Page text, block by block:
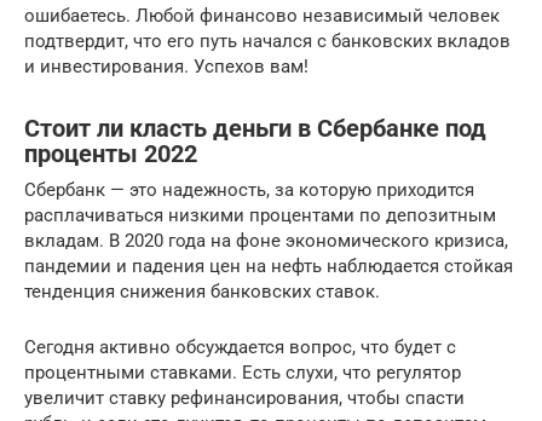
ошибаетесь. Любой финансово независимый человек
подтвердит, что его путь начался с банковских вкладов
и инвестирования. Успехов вам!
Стоит ли класть деньги в Сбербанке под
проценты 2022
Сбербанк — это надежность, за которую приходится
расплачиваться низкими процентами по депозитным
вкладам. В 2020 года на фоне экономического кризиса,
пандемии и падения цен на нефть наблюдается стойкая
тенденция снижения банковских ставок.
Сегодня активно обсуждается вопрос, что будет с
процентными ставками. Есть слухи, что регулятор
увеличит ставку рефинансирования, чтобы спасти